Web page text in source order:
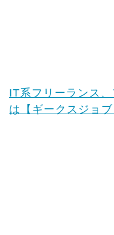
IT系フリーランス
は【ギークスジョブ